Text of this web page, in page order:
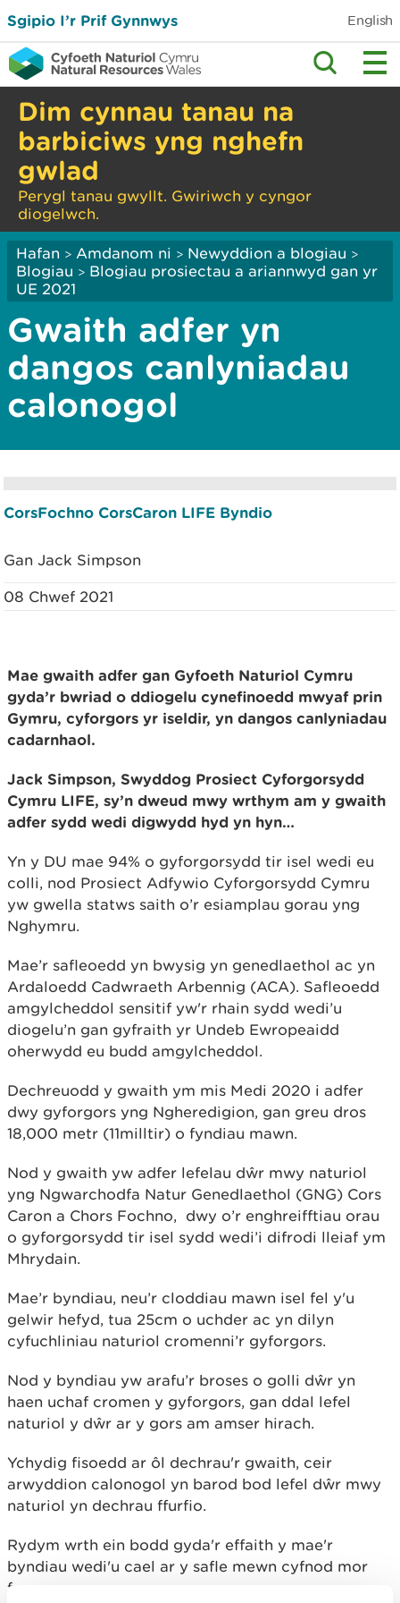
Sgipio I’r Prif Gynnwys English
Dim cynnau tanau na
barbiciws yng nghefn
gwlad
Perygl tanau gwyllt. Gwiriwch y cyngor
diogelwch.
Hafan > Amdanom ni > Newyddion a blogiau >
Blogiau > Blogiau prosiectau a ariannwyd gan yr
UE 2021
Gwaith adfer yn
dangos canlyniadau
calonogol
CorsFochno CorsCaron LIFE Byndio
Gan Jack Simpson
08 Chwef 2021
Mae gwaith adfer gan Gyfoeth Naturiol Cymru
gyda’r bwriad o ddiogelu cynefinoedd mwyaf prin
Gymru, cyforgors yr iseldir, yn dangos canlyniadau
cadarnhaol.
Jack Simpson, Swyddog Prosiect Cyforgorsydd
Cymru LIFE, sy’n dweud mwy wrthym am y gwaith
adfer sydd wedi digwydd hyd yn hyn…
Yn y DU mae 94% o gyforgorsydd tir isel wedi eu
colli, nod Prosiect Adfywio Cyforgorsydd Cymru
yw gwella statws saith o’r esiamplau gorau yng
Nghymru.
Mae’r safleoedd yn bwysig yn genedlaethol ac yn
Ardaloedd Cadwraeth Arbennig (ACA). Safleoedd
amgylcheddol sensitif yw'r rhain sydd wedi’u
diogelu’n gan gyfraith yr Undeb Ewropeaidd
oherwydd eu budd amgylcheddol.
Dechreuodd y gwaith ym mis Medi 2020 i adfer
dwy gyforgors yng Ngheredigion, gan greu dros
18,000 metr (11milltir) o fyndiau mawn.
Nod y gwaith yw adfer lefelau dŵr mwy naturiol
yng Ngwarchodfa Natur Genedlaethol (GNG) Cors
Caron a Chors Fochno, dwy o’r enghreifftiau orau
o gyforgorsydd tir isel sydd wedi’i difrodi lleiaf ym
Mhrydain.
Mae’r byndiau, neu’r cloddiau mawn isel fel y'u
gelwir hefyd, tua 25cm o uchder ac yn dilyn
cyfuchliniau naturiol cromenni’r gyforgors.
Nod y byndiau yw arafu’r broses o golli dŵr yn
haen uchaf cromen y gyforgors, gan ddal lefel
naturiol y dŵr ar y gors am amser hirach.
Ychydig fisoedd ar ôl dechrau'r gwaith, ceir
arwyddion calonogol yn barod bod lefel dŵr mwy
naturiol yn dechrau ffurfio.
Rydym wrth ein bodd gyda'r effaith y mae'r
byndiau wedi'u cael ar y safle mewn cyfnod mor
fyr.